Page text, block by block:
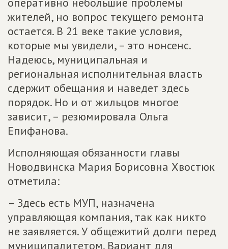
жителей, но вопрос текущего ремонта
остается. В 21 веке такие условия,
которые мы увидели, – это нонсенс.
Надеюсь, муниципальная и
региональная исполнительная власть
сдержит обещания и наведет здесь
порядок. Но и от жильцов многое
зависит, – резюмировала Ольга
Епифанова.
Исполняющая обязанности главы
Новодвинска Мария Борисовна Хвостюк
отметила:
– Здесь есть МУП, назначена
управляющая компания, так как никто
не заявляется. У общежитий долги перед
муниципалитетом. Вариант для